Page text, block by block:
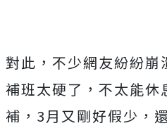
對此，不少網友紛紛崩
補班太硬了，不太能休
補，3月又剛好假少，